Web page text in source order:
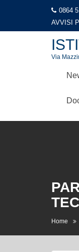
content
0864
AVVISI
Via
Home